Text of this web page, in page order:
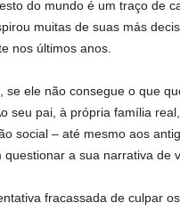
do mundo é um traço de
muitas de suas más
nos últimos anos.
se ele não consegue o que
seu pai, à própria família
social – até mesmo aos
questionar a sua narrativa de
fracassada de culpar